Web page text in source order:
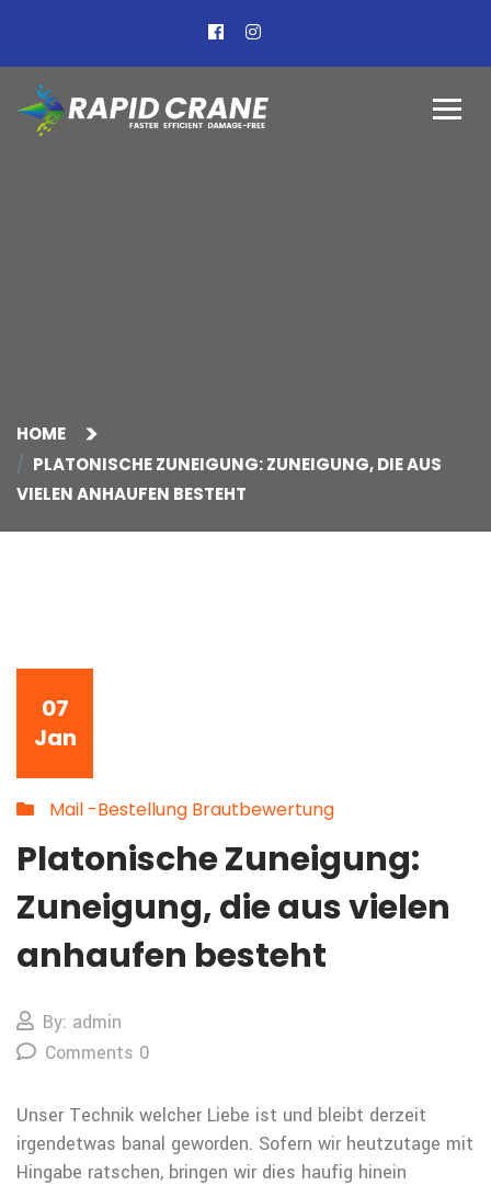
HOME
PLATONISCHE ZUNEIGUNG: ZUNEIGUNG, DIE AUS
VIELEN ANHAUFEN BESTEHT
07
Jan
Mail -Bestellung Brautbewertung
Platonische Zuneigung:
Zuneigung, die aus vielen
anhaufen besteht
By: admin
Comments 0
Unser Technik welcher Liebe ist und bleibt derzeit
irgendetwas banal geworden. Sofern wir heutzutage mit
Hingabe ratschen, bringen wir dies haufig hinein